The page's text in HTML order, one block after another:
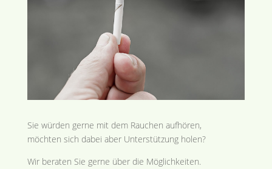
Sie würden gerne mit dem Rauchen aufhören,
möchten sich dabei aber Unterstützung holen?
Wir beraten Sie gerne über die Möglichkeiten.